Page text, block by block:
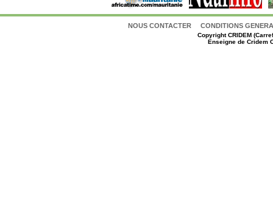
NOUS CONTACTER CONDITIONS
CopyrightCRIDEM
Enseigne de Cridem